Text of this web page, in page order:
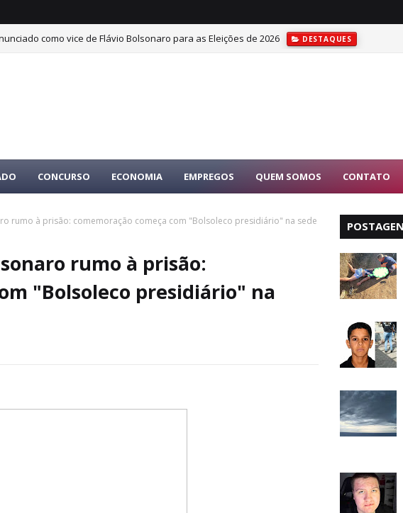
como vice de Flávio Bolsonaro para as Eleições de 2026 DESTAQUES
CONCURSO ECONOMIA EMPREGOS QUEM SOMOS CONTATO
rumo à prisão: comemoração começa com "Bolsoleco presidiário" na sede
rumo à prisão:
"Bolsoleco presidiário" na